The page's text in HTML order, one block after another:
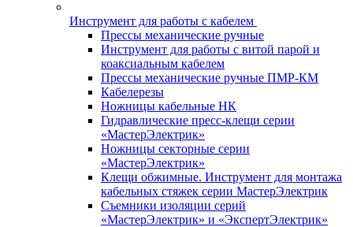
Инструмент для работы с кабелем
Прессы механические ручные
Инструмент для работы с витой парой и
коаксиальным кабелем
Прессы механические ручные ПМР-КМ
Кабелерезы
Ножницы кабельные НК
Гидравлические пресс-клещи серии
«МастерЭлектрик»
Ножницы секторные серии
«МастерЭлектрик»
Клещи обжимные. Инструмент для монтажа
кабельных стяжек серии МастерЭлектрик
Съемники изоляции серий
«МастерЭлектрик» и «ЭкспертЭлектрик»